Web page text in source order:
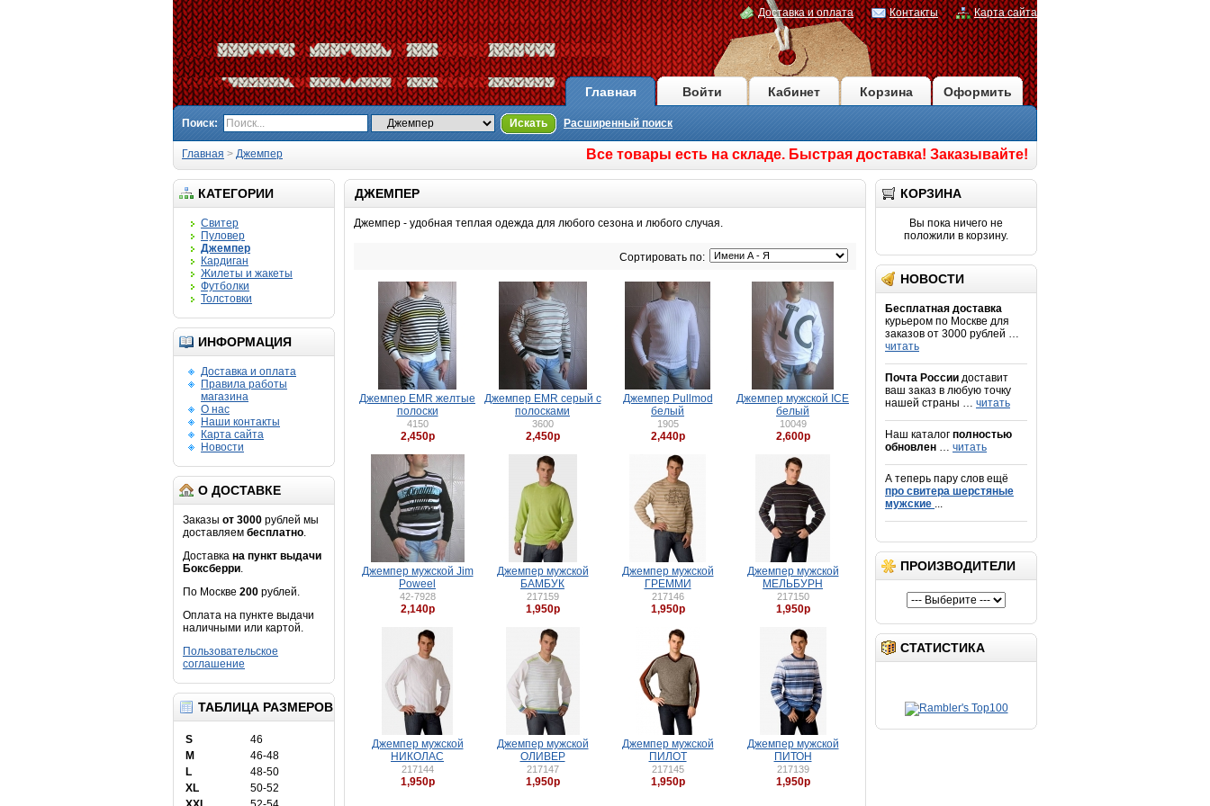
Доставка и оплата Контакты Карта сайта
Главная Войти Кабинет Корзина Оформить
Поиск: Искать Расширенный поиск
Главная > Джемпер Все товары есть на складе. Быстрая доставка! Заказывайте!
ДЖЕМПЕР
Джемпер - удобная теплая одежда для любого сезона и любого случая.
Сортировать по:
Джемпер EMR желтые
полоски
4150
2,450р
Джемпер EMR серый с
полосками
3600
2,450р
Джемпер Pullmod
белый
1905
2,440р
Джемпер мужской ICE
белый
10049
2,600р
Джемпер мужской Jim
Poweel
42-7928
2,140р
Джемпер мужской
БАМБУК
217159
1,950р
Джемпер мужской
ГРЕММИ
217146
1,950р
Джемпер мужской
МЕЛЬБУРН
217150
1,950р
Джемпер мужской
НИКОЛАС
217144
1,950р
Джемпер мужской
ОЛИВЕР
217147
1,950р
Джемпер мужской
ПИЛОТ
217145
1,950р
Джемпер мужской
ПИТОН
217139
1,950р
КАТЕГОРИИ
Свитер
Пуловер
Джемпер
Кардиган
Жилеты и жакеты
Футболки
Толстовки
ИНФОРМАЦИЯ
Доставка и оплата
Правила работы
магазина
О нас
Наши контакты
Карта сайта
Новости
О ДОСТАВКЕ
Заказы от 3000 рублей мы
доставляем бесплатно.
Доставка на пункт выдачи
Боксберри.
По Москве 200 рублей.
Оплата на пункте выдачи
наличными или картой.
Пользовательское
соглашение
ТАБЛИЦА РАЗМЕРОВ
S
46
M
46-48
L
48-50
XL
50-52
КОРЗИНА
Вы пока ничего не
положили в корзину.
НОВОСТИ
Бесплатная доставка
курьером по Москве для
заказов от 3000 рублей …
читать
Почта России доставит
ваш заказ в любую точку
нашей страны … читать
Наш каталог полностью
обновлен … читать
А теперь пару слов ещё
про свитера шерстяные
мужские ...
ПРОИЗВОДИТЕЛИ
СТАТИСТИКА